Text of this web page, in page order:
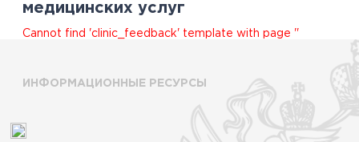
медицинских услуг
Cannot find 'clinic_feedback' template with page ''
ИНФОРМАЦИОННЫЕ РЕСУРСЫ